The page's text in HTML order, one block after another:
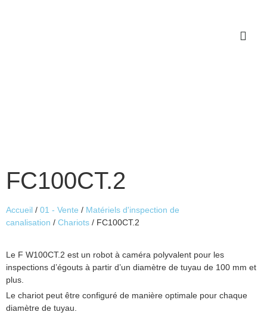
FC100CT.2
Accueil / 01 - Vente / Matériels d'inspection de
canalisation / Chariots / FC100CT.2
Le F W100CT.2 est un robot à caméra polyvalent pour les
inspections d’égouts à partir d’un diamètre de tuyau de 100 mm et
plus.
Le chariot peut être configuré de manière optimale pour chaque
diamètre de tuyau.